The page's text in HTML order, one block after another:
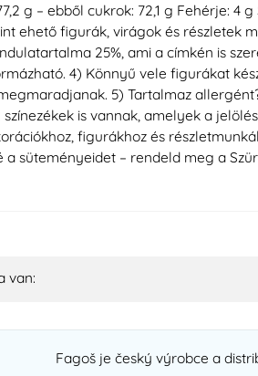
g – ebből cukrok: 72,1 g Fehérje: 4
ehető figurák, virágok és részletek
25%, ami a címkén is
4) Könnyű vele figurákat
5) Tartalmaz
színezékek is vannak, amelyek a
figurákhoz és
süteményeidet – rendeld meg a
van:
Fagoš je český výrobce a